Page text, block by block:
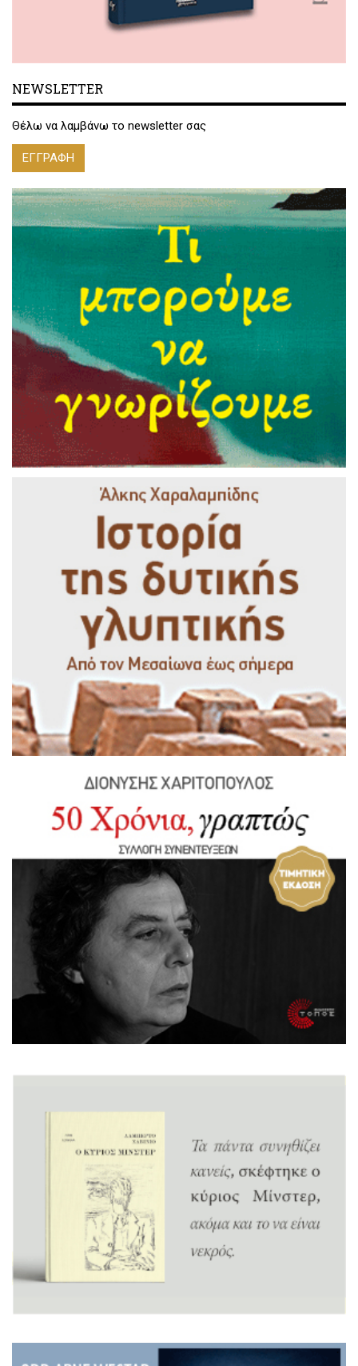
NEWSLETTER
Θέλω να λαμβάνω το newsletter σας
ΕΓΓΡΑΦΗ